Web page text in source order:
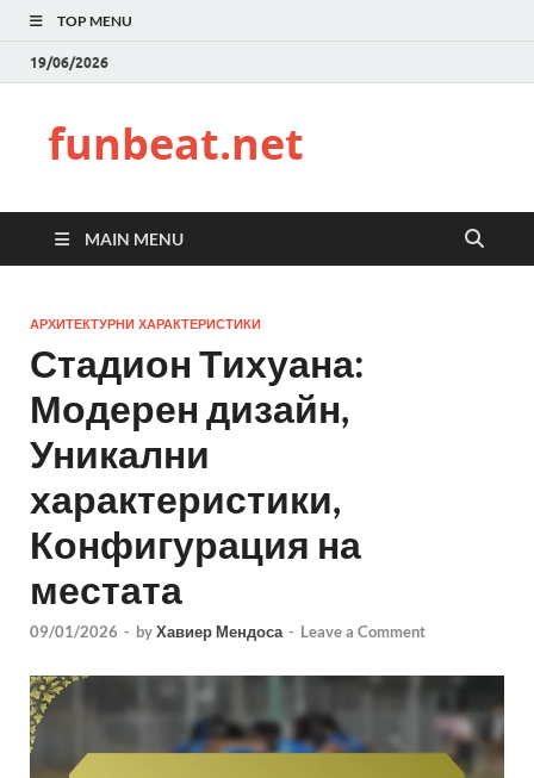
TOP MENU
19/06/2026
funbeat.net
MAIN MENU
АРХИТЕКТУРНИ ХАРАКТЕРИСТИКИ
Стадион Тихуана:
Модерен дизайн,
Уникални
характеристики,
Конфигурация на
местата
09/01/2026 - byХавиер Мендоса - Leave a Comment